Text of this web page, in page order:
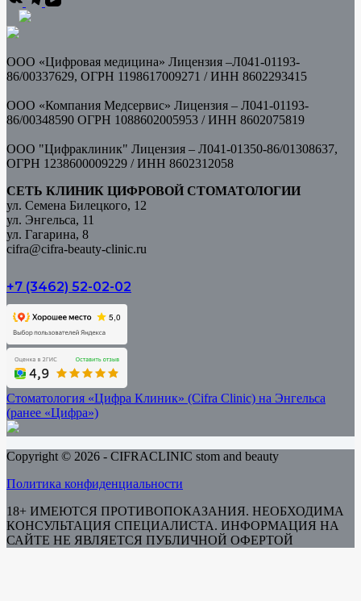
ООО «Цифровая медицина» Лицензия –Л041-01193-
86/00337629, ОГРН 1198617009271 / ИНН 8602293415
ООО «Компания Медсервис» Лицензия – Л041-01193-
86/00348590 ОГРН 1088602005953 / ИНН 8602075819
ООО "Цифраклиник" Лицензия – Л041-01350-86/01308637,
ОГРН 1238600009229 / ИНН 8602312058
СЕТЬ КЛИНИК ЦИФРОВОЙ СТОМАТОЛОГИИ
ул. Семена Билецкого, 12
ул. Энгельса, 11
ул. Гагарина, 8
cifra@cifra-beauty-clinic.ru
+7 (3462) 52-02-02
Стоматология «Цифра Клиник» (Cifra Clinic) на Энгельса
(ранее «Цифра»)
Copyright © 2026 - CIFRACLINIC stom and beauty
Политика конфиденциальности
18+ ИМЕЮТСЯ ПРОТИВОПОКАЗАНИЯ. НЕОБХОДИМА
КОНСУЛЬТАЦИЯ СПЕЦИАЛИСТА. ИНФОРМАЦИЯ НА
САЙТЕ НЕ ЯВЛЯЕТСЯ ПУБЛИЧНОЙ ОФЕРТОЙ